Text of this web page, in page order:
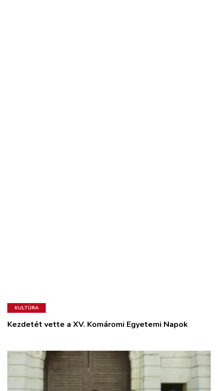
KULTÚRA
Kezdetét vette a XV. Komáromi Egyetemi Napok